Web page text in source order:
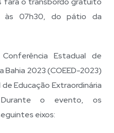
às 07h30, do pátio da
Estadual de
Bahia 2023 (COEED-2023)
Educação Extraordinária
Durante o evento, os
eixos: